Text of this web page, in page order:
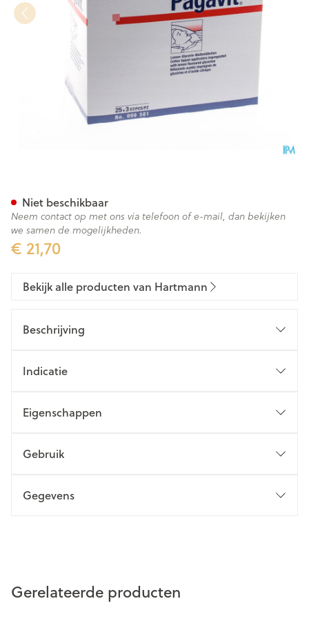
€ 21,70
Niet beschikbaar
Neem contact op met ons via telefoon of e-mail, dan bekijken
we samen de mogelijkheden.
Bekijk alle producten van Hartmann
Beschrijving
Indicatie
Eigenschappen
Gebruik
Gegevens
Gerelateerde producten